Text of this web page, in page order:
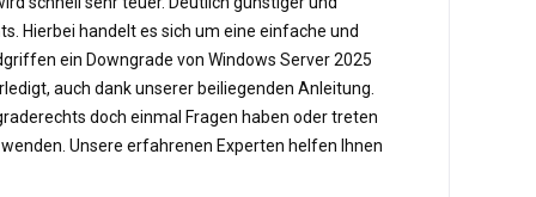
Hierbei handelt es sich um eine einfache und
ein Downgrade von Windows Server 2025
auch dank unserer beiliegenden Anleitung.
doch einmal Fragen haben oder treten
Unsere erfahrenen Experten helfen Ihnen